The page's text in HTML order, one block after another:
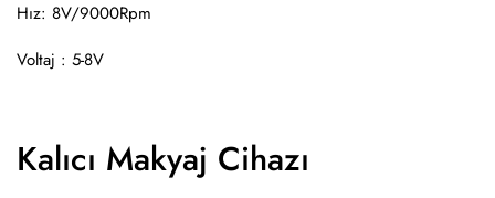
Hız: 8V/9000Rpm
Voltaj : 5-8V
Kalıcı Makyaj Cihazı